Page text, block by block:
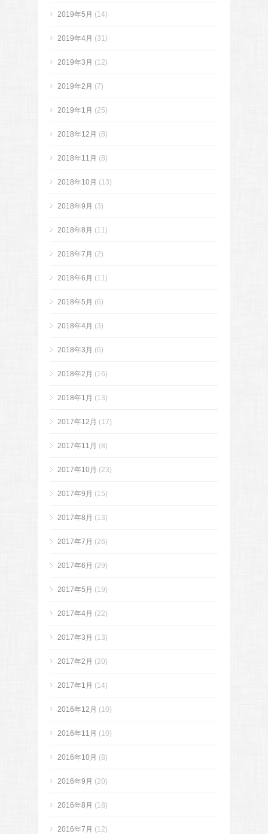
2019年5月 (14)
2019年4月 (31)
2019年3月 (12)
2019年2月 (7)
2019年1月 (25)
2018年12月 (8)
2018年11月 (8)
2018年10月 (13)
2018年9月 (3)
2018年8月 (11)
2018年7月 (2)
2018年6月 (11)
2018年5月 (6)
2018年4月 (3)
2018年3月 (6)
2018年2月 (16)
2018年1月 (13)
2017年12月 (17)
2017年11月 (8)
2017年10月 (23)
2017年9月 (15)
2017年8月 (13)
2017年7月 (26)
2017年6月 (29)
2017年5月 (19)
2017年4月 (22)
2017年3月 (13)
2017年2月 (20)
2017年1月 (14)
2016年12月 (10)
2016年11月 (10)
2016年10月 (8)
2016年9月 (20)
2016年8月 (18)
2016年7月 (12)